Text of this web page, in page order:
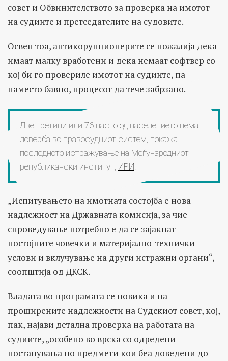
совет и Обвинителството за проверка на имотот
на судиите и претседателите на судовите.
Освен тоа, антикорупционерите се пожалија дека
имаат малку вработени и дека немаат софтвер со
кој би го провериле имотот на судиите, па
наместо бавно, процесот да тече забрзано.
Две третини или 76 насто од населението нема
доверба во правосудниот систем, покажа
последното истражување на Меѓународниот
републикански институт, ИРИ.
„Испитувањето на имотната состојба е нова
надлежност на Државната комисија, за чие
спроведување потребно е да се зајакнат
постојните човечки и материјално-технички
услови и вклучување на други истражни органи“,
соопштија од ДКСК.
Владата во програмата се повика и на
проширените надлежности на Судскиот совет, кој,
пак, најави детална проверка на работата на
судиите, „особено во врска со одредени
постапувања по предмети кои беа доведени до